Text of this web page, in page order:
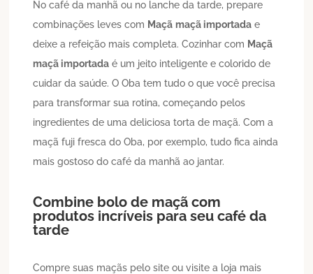
No café da manhã ou no lanche da tarde, prepare
combinações leves com Maçã maçã importada e
deixe a refeição mais completa. Cozinhar com Maçã
maçã importada é um jeito inteligente e colorido de
cuidar da saúde. O Oba tem tudo o que você precisa
para transformar sua rotina, começando pelos
ingredientes de uma deliciosa torta de maçã. Com a
maçã fuji fresca do Oba, por exemplo, tudo fica ainda
mais gostoso do café da manhã ao jantar.
Combine bolo de maçã com
produtos incríveis para seu café da
tarde
Compre suas maçãs pelo site ou visite a loja mais